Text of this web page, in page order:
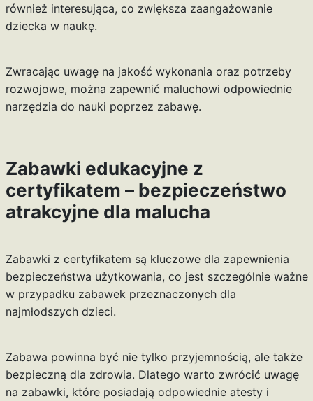
również interesująca, co zwiększa zaangażowanie
dziecka w naukę.
Zwracając uwagę na jakość wykonania oraz potrzeby
rozwojowe, można zapewnić maluchowi odpowiednie
narzędzia do nauki poprzez zabawę.
Zabawki edukacyjne z
certyfikatem – bezpieczeństwo
atrakcyjne dla malucha
Zabawki z certyfikatem są kluczowe dla zapewnienia
bezpieczeństwa użytkowania, co jest szczególnie ważne
w przypadku zabawek przeznaczonych dla
najmłodszych dzieci.
Zabawa powinna być nie tylko przyjemnością, ale także
bezpieczną dla zdrowia. Dlatego warto zwrócić uwagę
na zabawki, które posiadają odpowiednie atesty i